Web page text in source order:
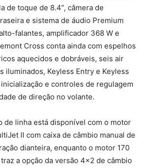
de toque de 8.4”, câmera de
e sistema de áudio Premium
falantes, amplificador 368 W e
Cross conta ainda com espelhos
aquecidos e dobráveis, seis air
iluminados, Keyless Entry e Keyless
e controles de regulagem
de direção no volante.
de linha está disponível com o motor
II com caixa de câmbio manual de
dianteira, enquanto o motor 170
a opção da versão 4×2 de câmbio